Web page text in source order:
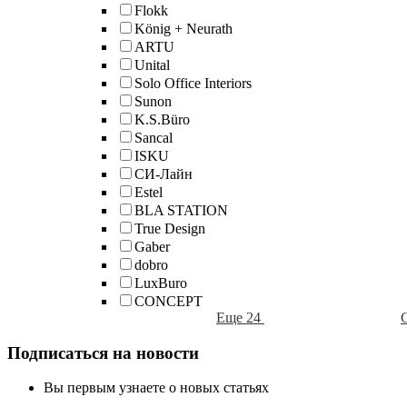
Flokk
König + Neurath
ARTU
Unital
Solo Office Interiors
Sunon
K.S.Büro
Sancal
ISKU
СИ-Лайн
Estel
BLA STATION
True Design
Gaber
dobro
LuxBuro
CONCEPT
Еще 24
Подписаться на новости
Вы первым узнаете о новых статьях